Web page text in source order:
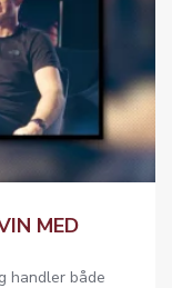
MED
handler både